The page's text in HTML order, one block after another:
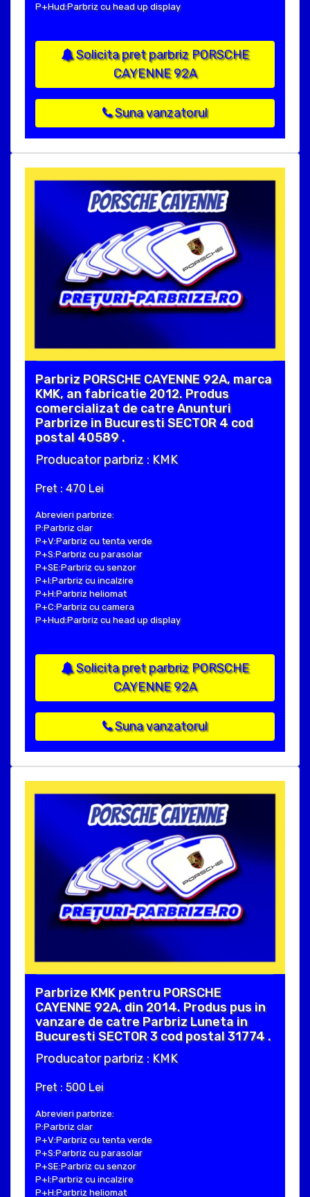
P+Hud:Parbriz cu head up display
Solicita pret parbriz PORSCHE
CAYENNE 92A
Suna vanzatorul
Parbriz PORSCHE CAYENNE 92A, marca
KMK, an fabricatie 2012. Produs
comercializat de catre Anunturi
Parbrize in Bucuresti SECTOR 4 cod
postal 40589 .
Producator parbriz : KMK
Pret : 470 Lei
Abrevieri parbrize:
P:Parbriz clar
P+V:Parbriz cu tenta verde
P+S:Parbriz cu parasolar
P+SE:Parbriz cu senzor
P+I:Parbriz cu incalzire
P+H:Parbriz heliomat
P+C:Parbriz cu camera
P+Hud:Parbriz cu head up display
Solicita pret parbriz PORSCHE
CAYENNE 92A
Suna vanzatorul
Parbrize KMK pentru PORSCHE
CAYENNE 92A, din 2014. Produs pus in
vanzare de catre Parbriz Luneta in
Bucuresti SECTOR 3 cod postal 31774 .
Producator parbriz : KMK
Pret : 500 Lei
Abrevieri parbrize:
P:Parbriz clar
P+V:Parbriz cu tenta verde
P+S:Parbriz cu parasolar
P+SE:Parbriz cu senzor
P+I:Parbriz cu incalzire
P+H:Parbriz heliomat